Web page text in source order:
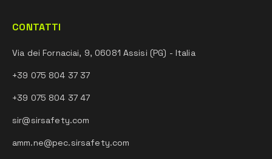
CONTATTI
Via dei Fornaciai, 9, 06081 Assisi (PG) - Italia
+39 075 804 37 37
+39 075 804 37 47
sir@sirsafety.com
amm.ne@pec.sirsafety.com